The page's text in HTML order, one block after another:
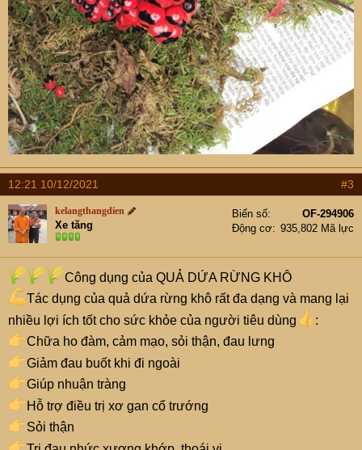
12:21 10/12/2021 #3
kelangthangdien
Xe tăng
Biển số
OF-294906
Động cơ
935,802 Mã lực
Công dụng của QUẢ DỨA RỪNG KHÔ
Tác dụng của quả dứa rừng khô rất đa dạng và mang lại
nhiều lợi ích tốt cho sức khỏe của người tiêu dùng
:
Chữa ho đàm, cảm mạo, sỏi thận, đau lưng
Giảm đau buốt khi đi ngoài
Giúp nhuận tràng
Hỗ trợ điều trị xơ gan cổ trướng
Sỏi thận